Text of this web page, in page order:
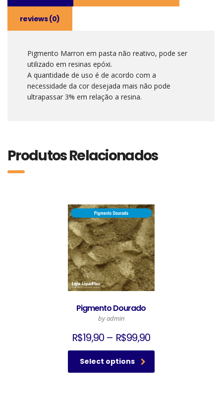
reviews (0)
Pigmento Marron em pasta não reativo, pode ser
utilizado em resinas epóxi.
A quantidade de uso é de acordo com a
necessidade da cor desejada mais não pode
ultrapassar 3% em relação a resina.
Produtos Relacionados
Pigmento Dourado
by admin
R$19,90 – R$99,90
Select options